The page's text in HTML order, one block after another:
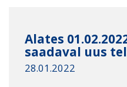
Alates
saadaval uus
28.01.2022